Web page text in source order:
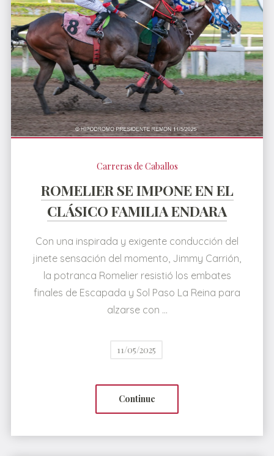
Carreras de Caballos
ROMELIER SE IMPONE EN EL
CLÁSICO FAMILIA ENDARA
Con una inspirada y exigente conducción del
jinete sensación del momento, Jimmy Carrión,
la potranca Romelier resistió los embates
finales de Escapada y Sol Paso La Reina para
alzarse con …
11/05/2025
Continue